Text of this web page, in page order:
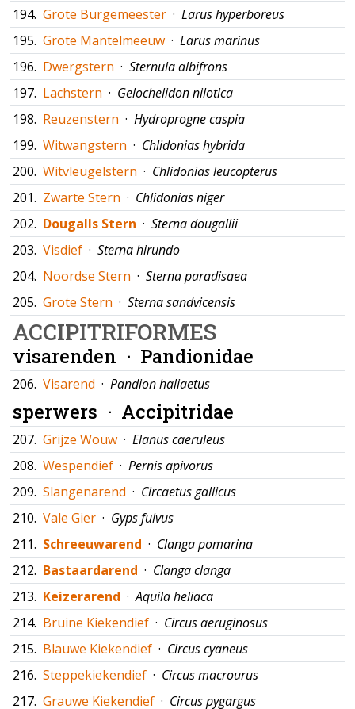
194. Grote Burgemeester · Larus hyperboreus
195. Grote Mantelmeeuw · Larus marinus
196. Dwergstern · Sternula albifrons
197. Lachstern · Gelochelidon nilotica
198. Reuzenstern · Hydroprogne caspia
199. Witwangstern · Chlidonias hybrida
200. Witvleugelstern · Chlidonias leucopterus
201. Zwarte Stern · Chlidonias niger
202. Dougalls Stern · Sterna dougallii
203. Visdief · Sterna hirundo
204. Noordse Stern · Sterna paradisaea
205. Grote Stern · Sterna sandvicensis
ACCIPITRIFORMES
visarenden · Pandionidae
206. Visarend · Pandion haliaetus
sperwers · Accipitridae
207. Grijze Wouw · Elanus caeruleus
208. Wespendief · Pernis apivorus
209. Slangenarend · Circaetus gallicus
210. Vale Gier · Gyps fulvus
211. Schreeuwarend · Clanga pomarina
212. Bastaardarend · Clanga clanga
213. Keizerarend ·Aquila heliaca
214. Bruine Kiekendief · Circus aeruginosus
215. Blauwe Kiekendief · Circus cyaneus
216. Steppekiekendief · Circus macrourus
217. Grauwe Kiekendief · Circus pygargus